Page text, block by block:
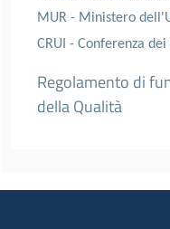
MUR - Ministero
CRUI - Conferenza
Regolamento di
della Qualità